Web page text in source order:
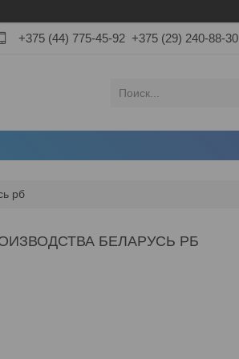
+375 (44) 775-45-92 +375 (29) 240-88-30
рб
БЕЛАРУСЬ РБ